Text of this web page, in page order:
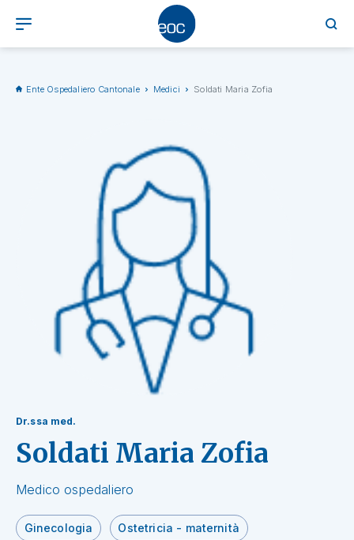
Ente Ospedaliero Cantonale Medici Soldati Maria Zofia
Dr.ssa med.
Soldati Maria Zofia
Medico ospedaliero
Ginecologia Ostetricia - maternità